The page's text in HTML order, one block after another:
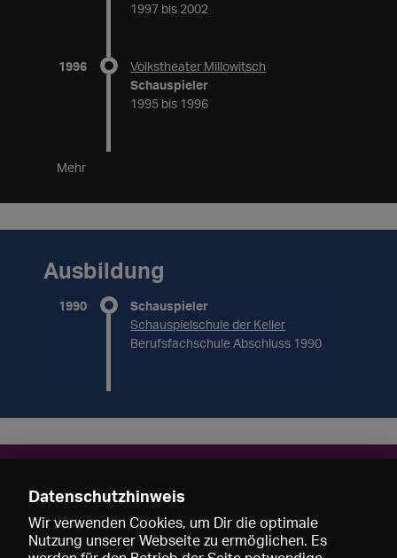
1997 bis 2002
1996
Volkstheater Millowitsch
Schauspieler
1995 bis 1996
Mehr
Ausbildung
1990
Schauspieler
Schauspielschule der Keller
Berufsfachschule Abschluss 1990
Kontakt
Hajo Förster
Köln
Datenschutzhinweis
Wir verwenden Cookies, um Dir die optimale
Nutzung unserer Webseite zu ermöglichen. Es